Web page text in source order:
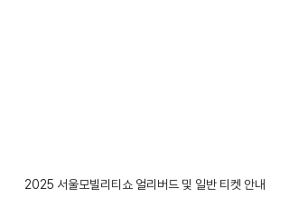
2025 서울모빌리티쇼 얼리버드 및 일반 티켓 안내